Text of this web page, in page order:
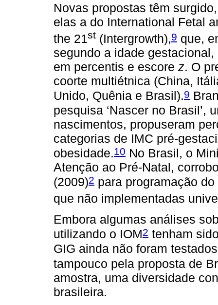
Novas propostas têm
elas a do International Fetal
the 21st (Intergrowth),9 que,
segundo a idade
em percentis e escore z. O
coorte multiétnica (China,
Unido, Quênia e Brasil).9
pesquisa ‘Nascer no Brasil’,
nascimentos, propuseram
categorias de IMC pré-
obesidade.10 No Brasil, o
Atenção ao Pré-Natal,
(2009)2 para programação
que não implementadas
Embora algumas análises
utilizando o IOM2 tenham
GIG ainda não foram
tampouco pela proposta de
amostra, uma diversidade
brasileira.